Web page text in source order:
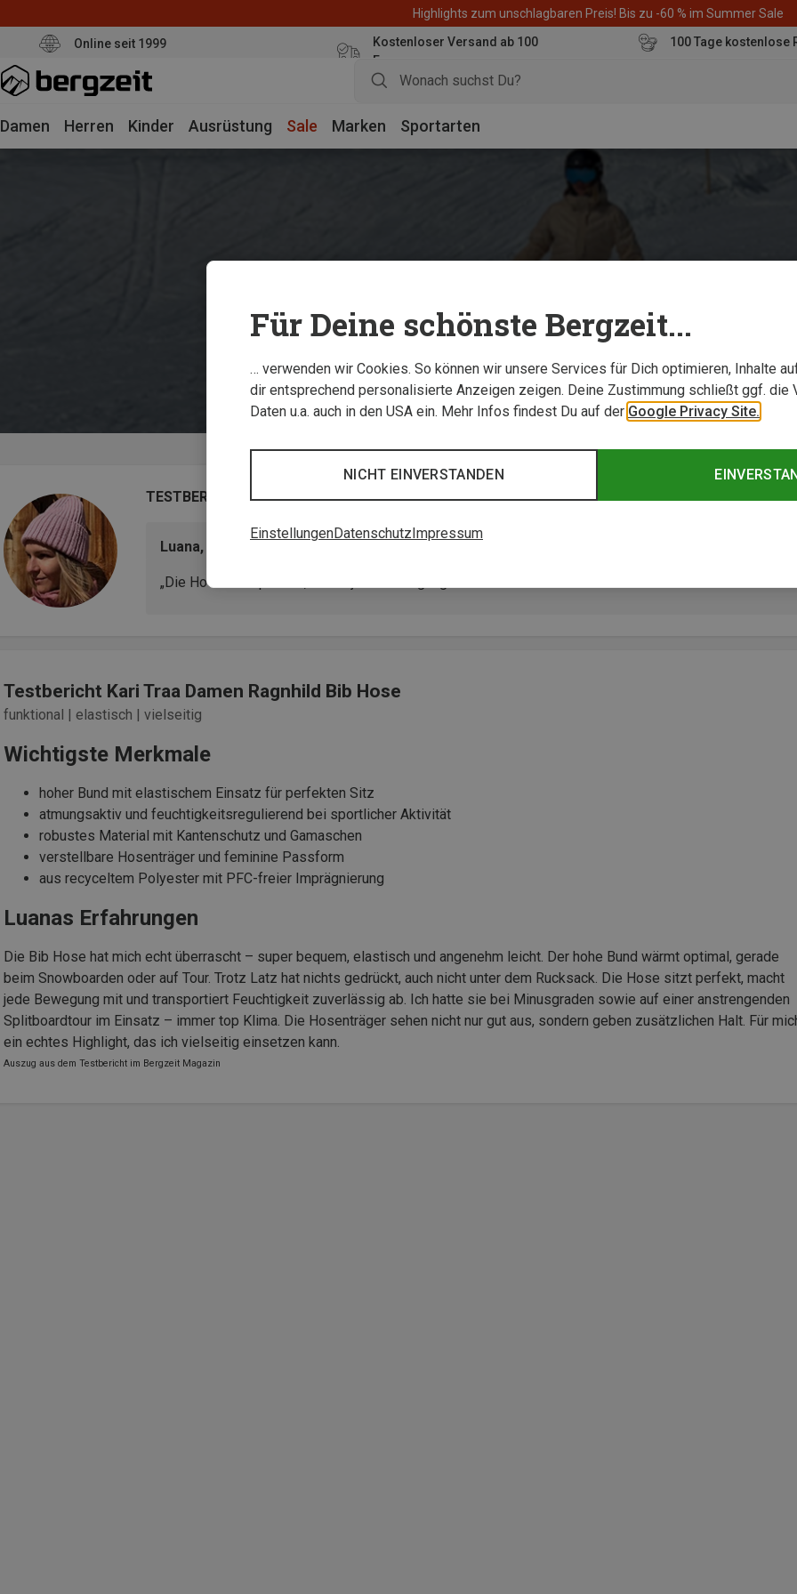
Highlights zum unschlagbaren Preis! Bis zu -60 % im Summer Sale
Online seit 1999
Kostenloser Versand ab 100
Euro
100 Tage kostenlose
Damen Herren Kinder Ausrüstung Sale Marken Sportarten
TESTBERICHT
Luana, Snowboarderin & Produkttesterin
„Die Hose sitzt perfekt, macht jede Bewegung mit“
Testbericht Kari Traa Damen Ragnhild Bib Hose
funktional | elastisch | vielseitig
Wichtigste Merkmale
hoher Bund mit elastischem Einsatz für perfekten Sitz
atmungsaktiv und feuchtigkeitsregulierend bei sportlicher Aktivität
robustes Material mit Kantenschutz und Gamaschen
verstellbare Hosenträger und feminine Passform
aus recyceltem Polyester mit PFC-freier Imprägnierung
Luanas Erfahrungen
Die Bib Hose hat mich echt überrascht – super bequem, elastisch und angenehm leicht. Der hohe Bund wärmt optimal, gerade
beim Snowboarden oder auf Tour. Trotz Latz hat nichts gedrückt, auch nicht unter dem Rucksack. Die Hose sitzt perfekt, macht
jede Bewegung mit und transportiert Feuchtigkeit zuverlässig ab. Ich hatte sie bei Minusgraden sowie auf einer anstrengenden
Splitboardtour im Einsatz – immer top Klima. Die Hosenträger sehen nicht nur gut aus, sondern geben zusätzlichen Halt. Für
ein echtes Highlight, das ich vielseitig einsetzen kann.
Auszug aus dem Testbericht im Bergzeit Magazin
Für Deine schönste Bergzeit...
… verwenden wir Cookies. So können wir unsere Services für Dich optimieren, Inhalte
dir entsprechend personalisierte Anzeigen zeigen. Deine Zustimmung schließt ggf. die
Daten u.a. auch in den USA ein. Mehr Infos findest Du auf der Google Privacy Site.
NICHT EINVERSTANDEN
EinstellungenDatenschutzImpressum